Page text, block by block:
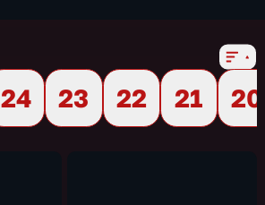
24 23 22 21
20